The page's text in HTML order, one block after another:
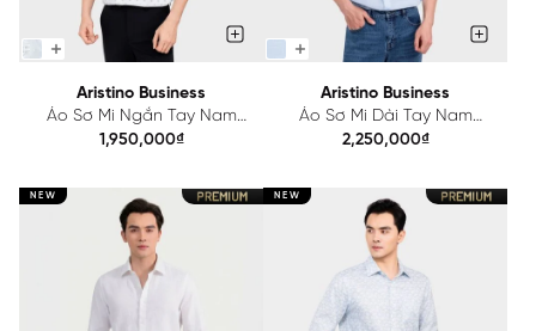
Aristino Business
Áo Sơ Mi Ngắn Tay Nam
Aristino Business Regular Fit
1,950,000₫
Aristino Business
Áo Sơ Mi Dài Tay Nam
Aristino Business Regular Fit
2,250,000₫
NEW NEW